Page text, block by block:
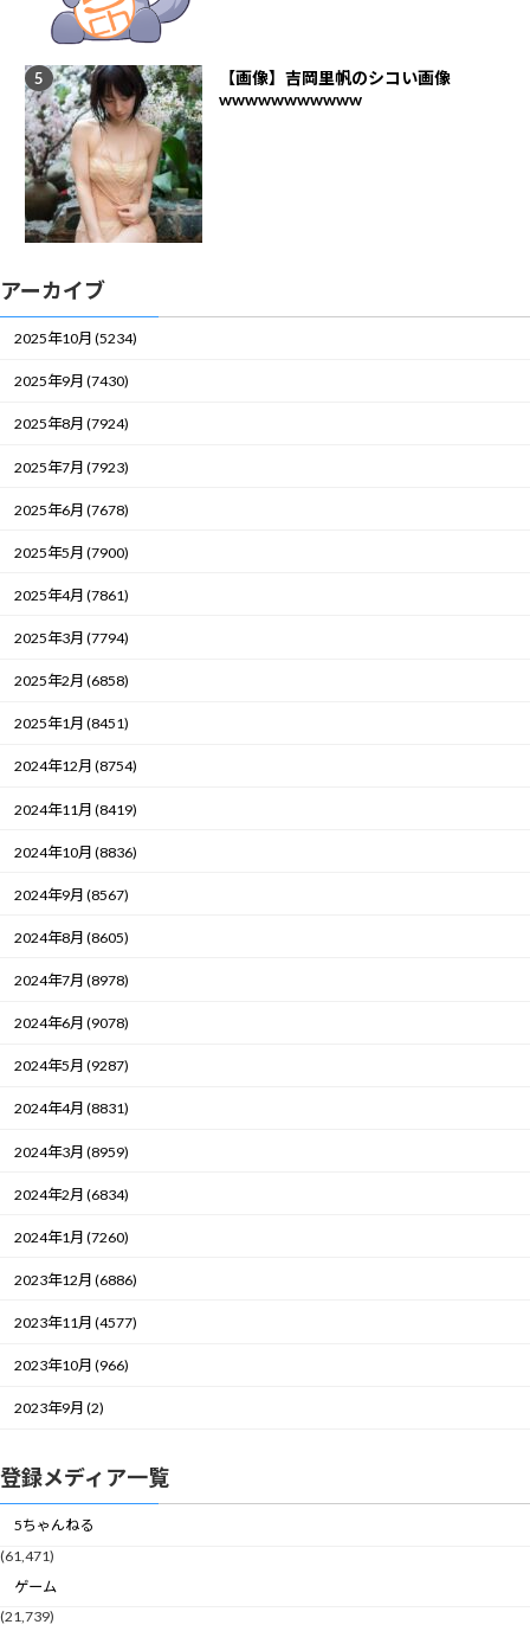
【画像】吉岡里帆のシコい画像
wwwwwwwwwww
アーカイブ
2025年10月 (5234)
2025年9月 (7430)
2025年8月 (7924)
2025年7月 (7923)
2025年6月 (7678)
2025年5月 (7900)
2025年4月 (7861)
2025年3月 (7794)
2025年2月 (6858)
2025年1月 (8451)
2024年12月 (8754)
2024年11月 (8419)
2024年10月 (8836)
2024年9月 (8567)
2024年8月 (8605)
2024年7月 (8978)
2024年6月 (9078)
2024年5月 (9287)
2024年4月 (8831)
2024年3月 (8959)
2024年2月 (6834)
2024年1月 (7260)
2023年12月 (6886)
2023年11月 (4577)
2023年10月 (966)
2023年9月 (2)
登録メディア一覧
5ちゃんねる
(61,471)
ゲーム
(21,739)